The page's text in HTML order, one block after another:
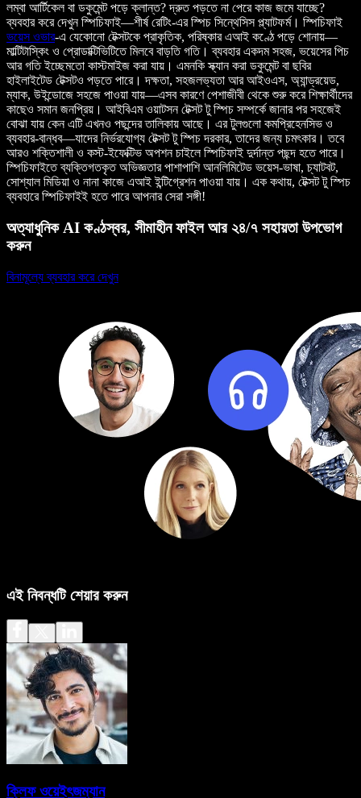
লম্বা আর্টিকেল বা ডকুমেন্ট পড়ে ক্লান্ত? দ্রুত পড়তে না পেরে কাজ জমে যাচ্ছে?
ব্যবহার করে দেখুন স্পিচিফাই—শীর্ষ রেটিং-এর স্পিচ সিন্থেসিস প্ল্যাটফর্ম। স্পিচিফাই
ভয়েস ওভার-এ যেকোনো টেক্সটকে প্রাকৃতিক, পরিষ্কার এআই কণ্ঠে পড়ে শোনায়—
মাল্টিটাস্কিং ও প্রোডাক্টিভিটিতে মিলবে বাড়তি গতি। ব্যবহার একদম সহজ, ভয়েসের পিচ
আর গতি ইচ্ছেমতো কাস্টমাইজ করা যায়। এমনকি স্ক্যান করা ডকুমেন্ট বা ছবির
হাইলাইটেড টেক্সটও পড়তে পারে। দক্ষতা, সহজলভ্যতা আর আইওএস, অ্যান্ড্রয়েড,
ম্যাক, উইন্ডোজে সহজে পাওয়া যায়—এসব কারণে পেশাজীবী থেকে শুরু করে শিক্ষার্থীদের
কাছেও সমান জনপ্রিয়। আইবিএম ওয়াটসন টেক্সট টু স্পিচ সম্পর্কে জানার পর সহজেই
বোঝা যায় কেন এটি এখনও পছন্দের তালিকায় আছে। এর টুলগুলো কমপ্রিহেনসিভ ও
ব্যবহার-বান্ধব—যাদের নির্ভরযোগ্য টেক্সট টু স্পিচ দরকার, তাদের জন্য চমৎকার। তবে
আরও শক্তিশালী ও কস্ট-ইফেক্টিভ অপশন চাইলে স্পিচিফাই দুর্দান্ত পছন্দ হতে পারে।
স্পিচিফাইতে ব্যক্তিগতকৃত অভিজ্ঞতার পাশাপাশি আনলিমিটেড ভয়েস-ভাষা, চ্যাটবট,
সোশ্যাল মিডিয়া ও নানা কাজে এআই ইন্টিগ্রেশন পাওয়া যায়। এক কথায়, টেক্সট টু স্পিচ
ব্যবহারে স্পিচিফাইই হতে পারে আপনার সেরা সঙ্গী!
অত্যাধুনিক AI কণ্ঠস্বর, সীমাহীন ফাইল আর ২৪/৭ সহায়তা উপভোগ
করুন
বিনামূল্যে ব্যবহার করে দেখুন
এই নিবন্ধটি শেয়ার করুন
ক্লিফ ওয়েইৎজম্যান